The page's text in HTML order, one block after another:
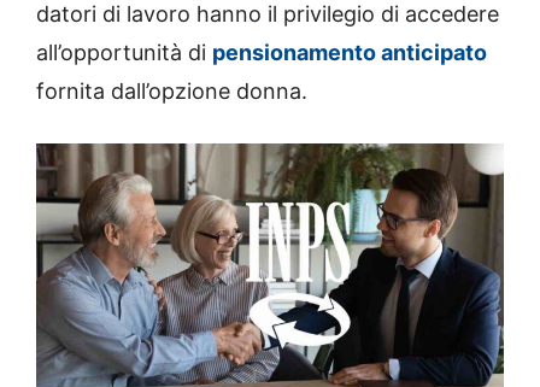
datori di lavoro hanno il privilegio di accedere
all’opportunità di pensionamento anticipato
fornita dall’opzione donna.